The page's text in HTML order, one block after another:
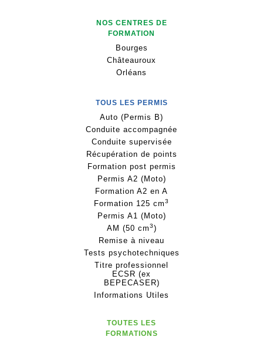
NOS CENTRES DE
FORMATION
Bourges
Châteauroux
Orléans
TOUS LES PERMIS
Auto (Permis B)
Conduite accompagnée
Conduite supervisée
Récupération de points
Formation post permis
Permis A2 (Moto)
Formation A2 en A
Formation 125 cm3
Permis A1 (Moto)
AM (50 cm3)
Remise à niveau
Tests psychotechniques
Titre professionnel
ECSR (ex
BEPECASER)
Informations Utiles
TOUTES LES
FORMATIONS